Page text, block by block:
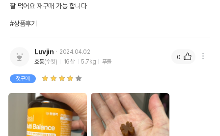
잘 먹어요 재구매 가능 합니다
#상품후기
Luvjin
2024.04.02
호동(수컷) 16살 5.7kg 푸들
첫구매
0